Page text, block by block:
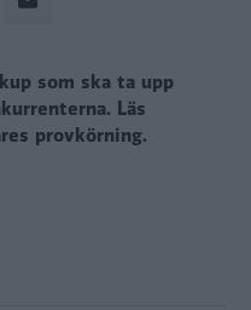
som ska ta upp
Läs
provkörning.